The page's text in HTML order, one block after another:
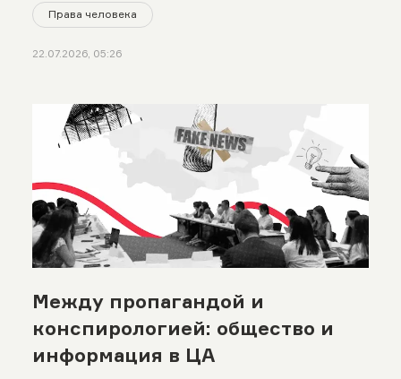
Права человека
22.07.2026, 05:26
Между пропагандой и
конспирологией: общество и
информация в ЦА